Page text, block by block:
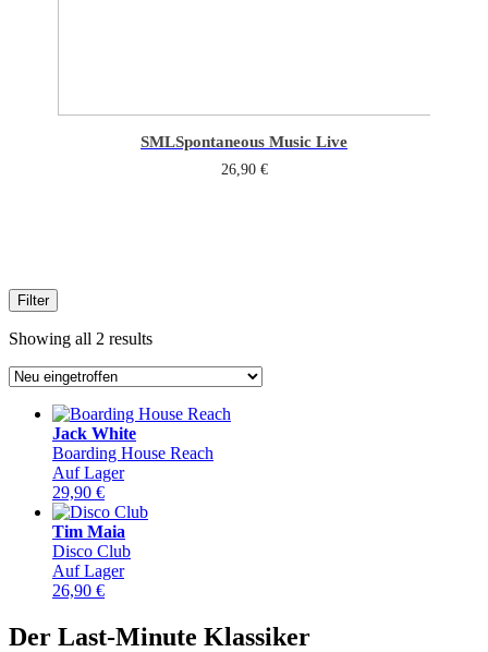
SMLSpontaneous Music Live
26,90 €
Filter
Showing all 2 resultsSorted
Jack White
Boarding House Reach
Auf Lager
29,90 €
Tim Maia
Disco Club
Auf Lager
26,90 €
Der Last-Minute Klassiker